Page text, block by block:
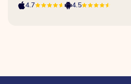
4.7
4.5